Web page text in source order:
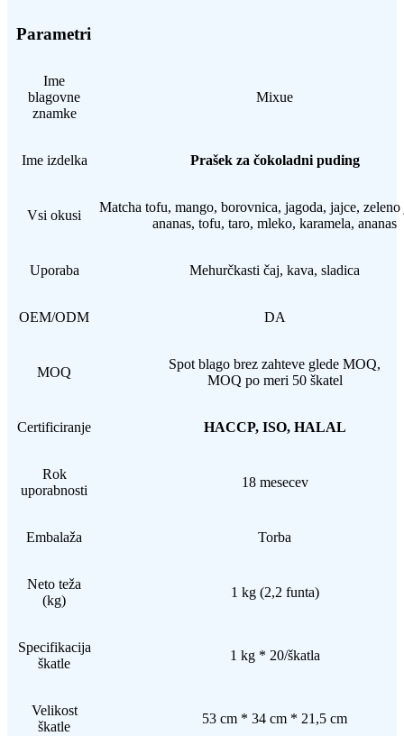
Parametri
Ime
blagovne
znamke
Mixue
Ime izdelka Prašek za čokoladni puding
Vsi okusi
Matcha tofu, mango, borovnica, jagoda, jajce,
ananas, tofu, taro, mleko, karamela, ananas
Uporaba Mehurčkasti čaj, kava, sladica
OEM/ODM DA
MOQ
Spot blago brez zahteve glede MOQ,
MOQ po meri 50 škatel
Certificiranje HACCP, ISO, HALAL
Rok
uporabnosti
18 mesecev
Embalaža Torba
Neto teža
(kg)
1 kg (2,2 funta)
Specifikacija
škatle
1 kg * 20/škatla
Velikost
škatle
53 cm * 34 cm * 21,5 cm